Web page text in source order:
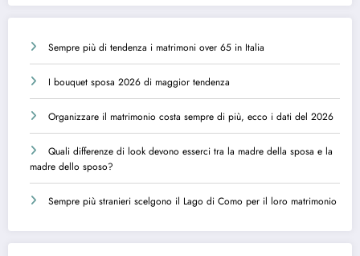
Sempre più di tendenza i matrimoni over 65 in Italia
I bouquet sposa 2026 di maggior tendenza
Organizzare il matrimonio costa sempre di più, ecco i dati del 2026
Quali differenze di look devono esserci tra la madre della sposa e la
madre dello sposo?
Sempre più stranieri scelgono il Lago di Como per il loro matrimonio